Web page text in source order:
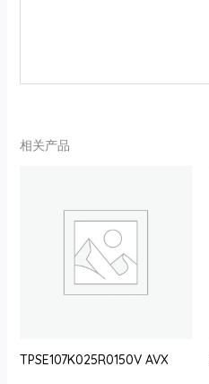
相关产品
TPSE107K025R0150V AVX